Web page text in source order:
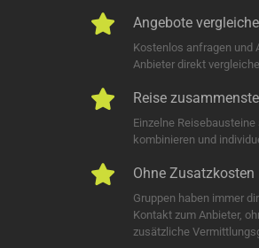
Angebote
Kostenlos anfragen und
Anbieter direkt
Reise
Einzelne
kombinieren und
Ohne Zusatzkosten
Gruppen haben immer
Kontakt zum Anbieter,
zusätzliche